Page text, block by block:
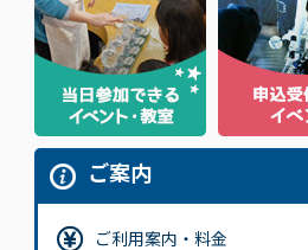
ご案内
ご利用案内・料金